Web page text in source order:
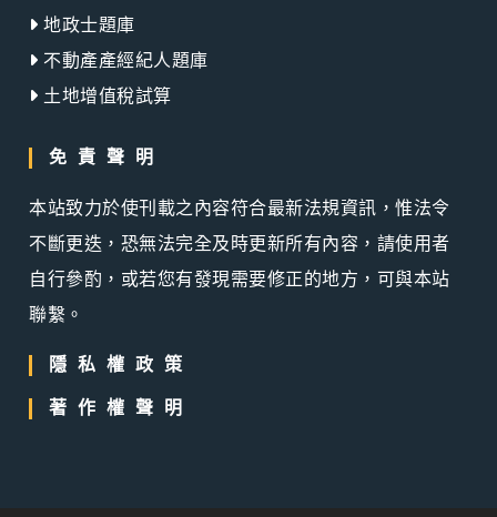
地政士題庫
不動產產經紀人題庫
土地增值稅試算
免責聲明
本站致力於使刊載之內容符合最新法規資訊，惟法令
不斷更迭，恐無法完全及時更新所有內容，請使用者
自行參酌，或若您有發現需要修正的地方，可與本站
聯繫。
隱私權政策
著作權聲明